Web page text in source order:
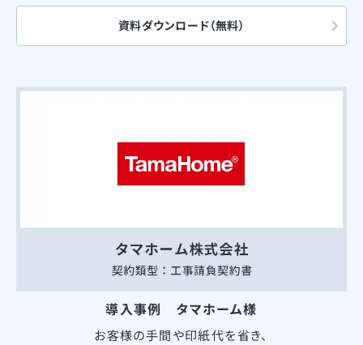
資料ダウンロード（無料）
導入事例 タマホーム様
お客様の手間や印紙代を省き、